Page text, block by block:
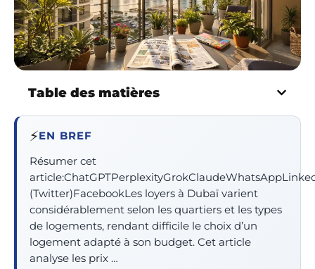
Table des matières
⚡EN BREF
Résumer cet
(Twitter)FacebookLes loyers à Dubaï varient
considérablement selon les quartiers et les types
de logements, rendant difficile le choix d’un
logement adapté à son budget. Cet article
analyse les prix …